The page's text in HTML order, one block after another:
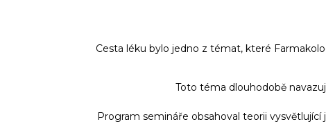
Cesta léku bylo jedno z témat, které
Toto téma dlouhodobě
Program semináře obsahoval teorii